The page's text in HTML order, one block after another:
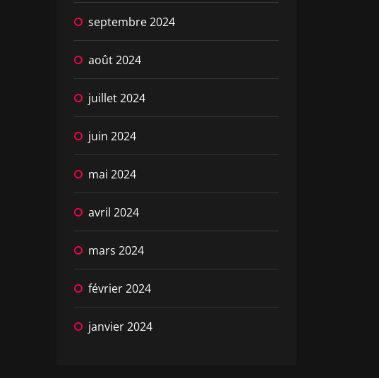
septembre 2024
août 2024
juillet 2024
juin 2024
mai 2024
avril 2024
mars 2024
février 2024
janvier 2024